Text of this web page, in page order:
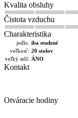
Kvalita obsluhy
Čistota vzduchu
Charakteristika
jedlo: iba studené
veľkosť: 20 stolov
veľký stôl: ÁNO
Kontakt
Otváracie hodiny